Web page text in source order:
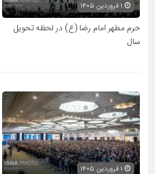
حرم مطهر امام رضا (ع) در لحظه تحویل
سال